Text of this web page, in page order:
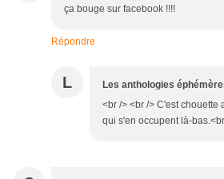
ça bouge sur facebook !!!!
Répondre
L Les anthologies
<br /> <br /> C'est chouette
qui s'en occupent là-